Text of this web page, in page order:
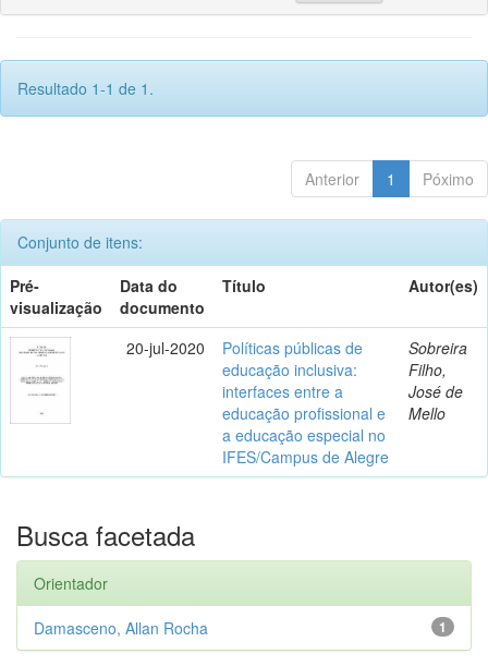
Resultado 1-1 de 1.
Anterior 1 Póximo
Conjunto de itens:
Pré-
visualização
Data do
documento
Título Autor(es)
20-jul-2020
Políticas públicas de
educação inclusiva:
interfaces entre a
educação profissional e
a educação especial no
IFES/Campus de Alegre
Sobreira
Filho,
José de
Mello
Busca facetada
Orientador
1
Damasceno, Allan Rocha